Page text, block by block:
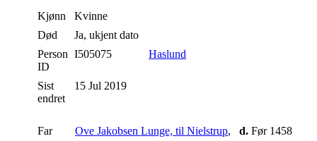
Kjønn
Kvinne
Død
Ja, ukjent dato
Person
ID
I505075 Haslund
Sist
endret
15 Jul 2019
Far Ove Jakobsen Lunge, til Nielstrup, d. Før 1458